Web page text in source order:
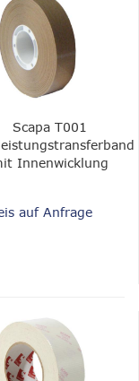
Scapa T001
Innenwicklung
auf Anfrage